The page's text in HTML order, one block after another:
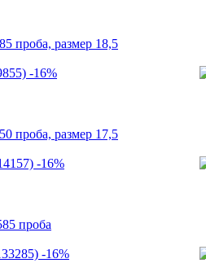
проба, размер 18,5
-16%
проба, размер 17,5
-16%
проба
-16%